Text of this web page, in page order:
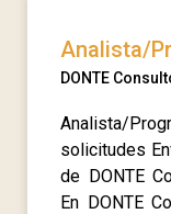
Analista/
DONTE
Analista/
solicitudes
de DONTE
En DONTE